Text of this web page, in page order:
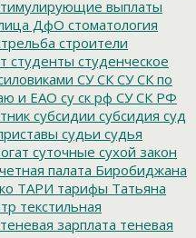
выплаты
ДфО стоматология
строители
студенты студенческое
СУ СК СУ СК по
и ЕАО су ск рф СУ СК РФ
субсидии субсидия суд
судьи судья
суточные сухой закон
палата Биробиджана
ТАРИ тарифы Татьяна
текстильная
теневая зарплата теневая